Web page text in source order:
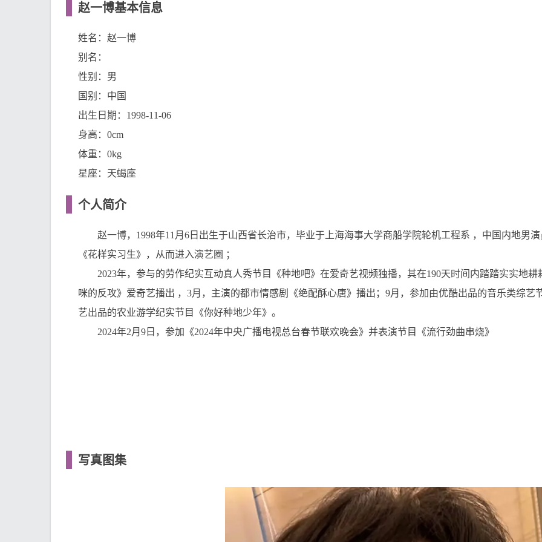
赵一博基本信息
姓名：赵一博
别名：
性别：男
国别：中国
出生日期：1998-11-06
身高：0cm
体重：0kg
星座：天蝎座
个人简介
赵一博，1998年11月6日出生于山西省长治市，毕业于上海海事大学商船学院轮机工程系 ，中国内地男演
《花样实习生》，从而进入演艺圈 ；
2023年，参与的劳作纪实互动真人秀节目《种地吧》在爱奇艺视频独播，其在190天时间内踏踏实实地耕
咪的反攻》爱奇艺播出 ，3月，主演的都市情感剧《绝配酥心唐》播出；9月，参加由优酷出品的音乐类综艺
艺出品的农业游学纪实节目《你好种地少年》。
2024年2月9日，参加《2024年中央广播电视总台春节联欢晚会》并表演节目《流行劲曲串烧》
写真图集